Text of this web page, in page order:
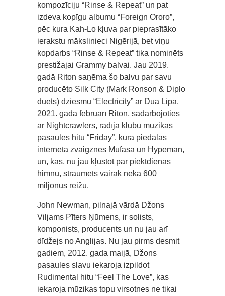
kompozīciju “Rinse & Repeat” un pat
izdeva kopīgu albumu “Foreign Ororo”,
pēc kura Kah-Lo kļuva par pieprasītāko
ierakstu mākslinieci Nigērijā, bet viņu
kopdarbs “Rinse & Repeat” tika nominēts
prestižajai Grammy balvai. Jau 2019.
gadā Riton saņēma šo balvu par savu
producēto Silk City (Mark Ronson & Diplo
duets) dziesmu “Electricity” ar Dua Lipa.
2021. gada februārī Riton, sadarbojoties
ar Nightcrawlers, radīja klubu mūzikas
pasaules hitu “Friday”, kurā piedalās
interneta zvaigznes Mufasa un Hypeman,
un, kas, nu jau kļūstot par piektdienas
himnu, straumēts vairāk nekā 600
miljonus reižu.
John Newman, pilnajā vārdā Džons
Viljams Pīters Ņūmens, ir solists,
komponists, producents un nu jau arī
dīdžejs no Anglijas. Nu jau pirms desmit
gadiem, 2012. gada maijā, Džons
pasaules slavu iekaroja izpildot
Rudimental hitu “Feel The Love”, kas
iekaroja mūzikas topu virsotnes ne tikai